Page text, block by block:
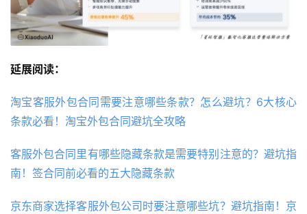
延展阅读：
淘宝客服外包合同需要注意哪些条款？怎么避坑？6大核心
条款必看！淘宝外包合同避坑全攻略
客服外包合同里有哪些隐藏条款是需要特别注意的？避坑指
南！签合同前必看的五大隐藏条款
京东商家选择客服外包公司时要注意哪些坑？避坑指南！京